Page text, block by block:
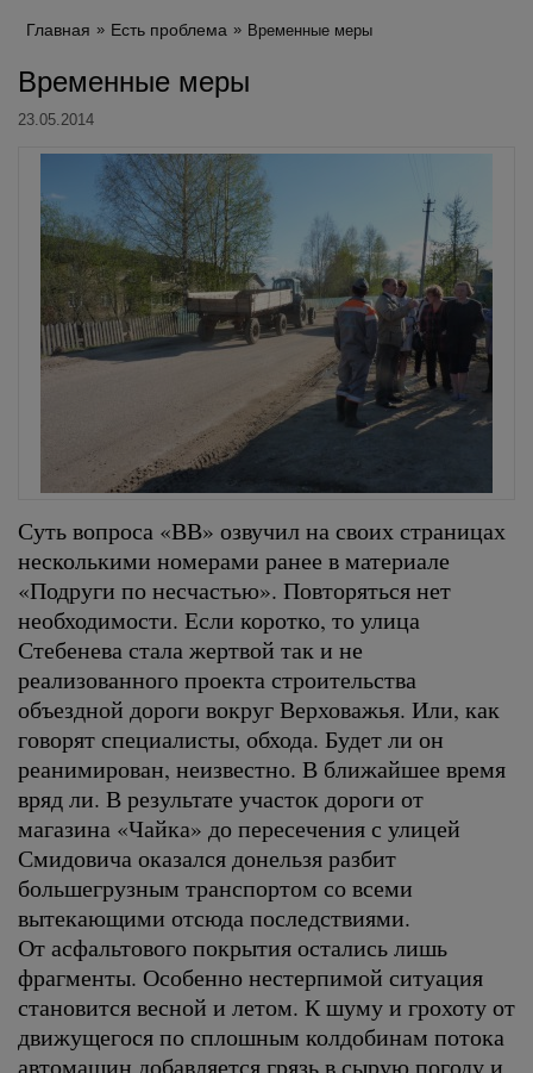
Главная Есть проблема Временные меры
Временные меры
23.05.2014
Суть вопроса «ВВ» озвучил на своих страницах
несколькими номерами ранее в материале
«Подруги по несчастью». Повторяться нет
необходимости. Если коротко, то улица
Стебенева стала жертвой так и не
реализованного проекта строительства
объездной дороги вокруг Верховажья. Или, как
говорят специалисты, обхода. Будет ли он
реанимирован, неизвестно. В ближайшее время
вряд ли. В результате участок дороги от
магазина «Чайка» до пересечения с улицей
Смидовича оказался донельзя разбит
большегрузным транспортом со всеми
вытекающими отсюда последствиями.
От асфальтового покрытия остались лишь
фрагменты. Особенно нестерпимой ситуация
становится весной и летом. К шуму и грохоту от
движущегося по сплошным колдобинам потока
автомашин добавляется грязь в сырую погоду и